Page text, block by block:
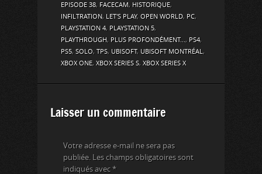
EPISODE 38, FACECAM, HISTORIQUE,
INFILTRATION, LET'S PLAY, OPEN WORLD, PC,
PLAYSTATION 4, PLAYSTATION 5,
PLAYTHROUGH, PLUS PROFONDÉMENT..., PS4,
PS5, SOLO, TPS, UBISOFT, UBISOFT MONTRÉAL,
XBOX ONE, XBOX SERIES S, XBOX SERIES X
Laisser un commentaire
Votre adresse e-mail ne sera pas
publiée.
Les champs obligatoires sont
indiqués avec *